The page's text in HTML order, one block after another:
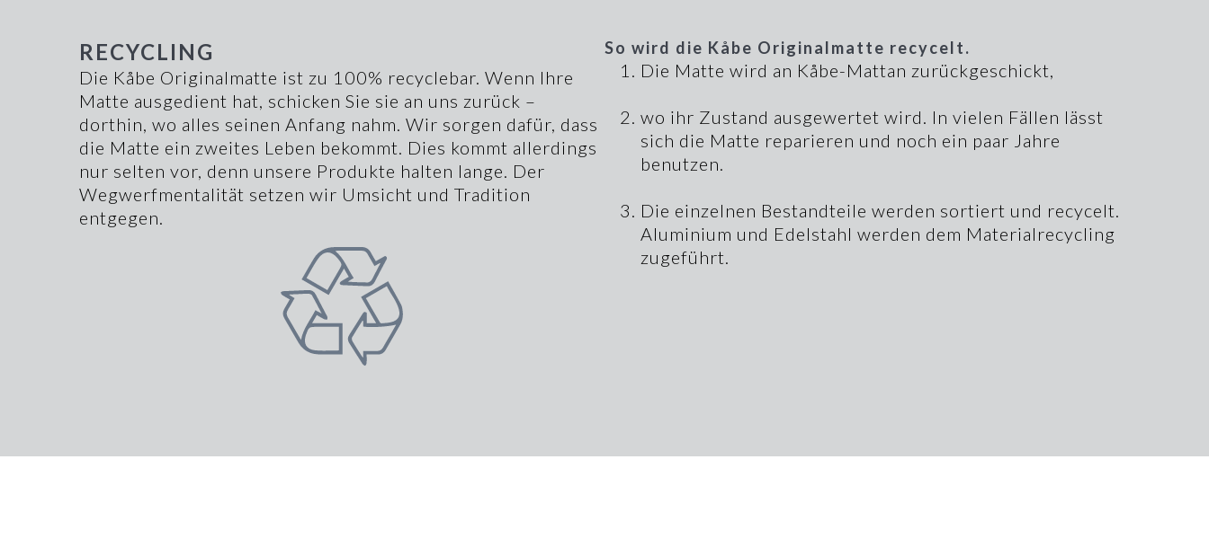
RECYCLING
Die Kåbe Originalmatte ist zu 100% recyclebar. Wenn Ihre
Matte ausgedient hat, schicken Sie sie an uns zurück –
dorthin, wo alles seinen Anfang nahm. Wir sorgen dafür, dass
die Matte ein zweites Leben bekommt. Dies kommt allerdings
nur selten vor, denn unsere Produkte halten lange. Der
Wegwerfmentalität setzen wir Umsicht und Tradition
entgegen.
So wird die Kåbe Originalmatte recycelt.
Die Matte wird an Kåbe-Mattan zurückgeschickt,
wo ihr Zustand ausgewertet wird. In vielen Fällen lässt
sich die Matte reparieren und noch ein paar Jahre
benutzen.
Die einzelnen Bestandteile werden sortiert und recycelt.
Aluminium und Edelstahl werden dem Materialrecycling
zugeführt.